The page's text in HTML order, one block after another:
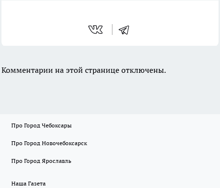
Комментарии на этой странице отключены.
Про Город Чебоксары
Про Город Новочебоксарск
Про Город Ярославль
Наша Газета